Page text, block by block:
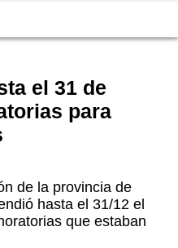
el 31 de
para
de la provincia de
hasta el 31/12 el
que estaban